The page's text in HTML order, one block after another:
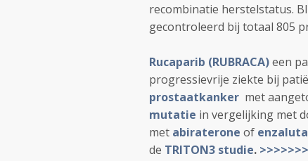
recombinatie herstelstatus.
gecontroleerd bij totaal 805
Rucaparib (RUBRACA)een
progressievrije ziekte bij
prostaatkanker met
mutatie in vergelijking met
met abiraterone of
de TRITON3 studie.